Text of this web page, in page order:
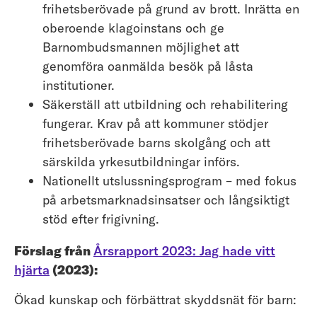
frihetsberövade på grund av brott. Inrätta en
oberoende klagoinstans och ge
Barnombudsmannen möjlighet att
genomföra oanmälda besök på låsta
institutioner.
Säkerställ att utbildning och rehabilitering
fungerar. Krav på att kommuner stödjer
frihetsberövade barns skolgång och att
särskilda yrkesutbildningar införs.
Nationellt utslussningsprogram – med fokus
på arbetsmarknadsinsatser och långsiktigt
stöd efter frigivning.
Förslag frånÅrsrapport 2023: Jag hade vitt
hjärta (2023):
Ökad kunskap och förbättrat skyddsnät för barn: